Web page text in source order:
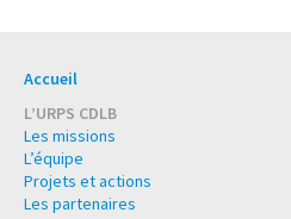
Accueil
L’URPS CDLB
Les missions
L’équipe
Projets et actions
Les partenaires